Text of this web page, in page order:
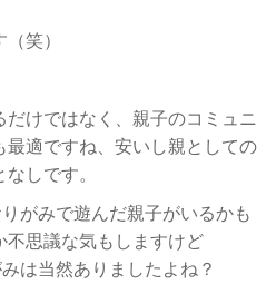
笑）
けではなく、親子のコミュニ
適ですね、安いし親としての
しです。
がみで遊んだ親子がいるかも
不思議な気もしますけど
は当然ありましたよね？